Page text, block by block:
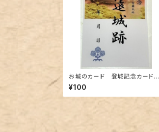
お城のカード 登城記念カード
高遠城跡A
¥100